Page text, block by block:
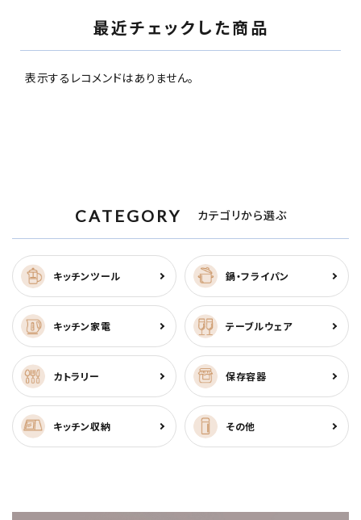
最近チェックした商品
表示するレコメンドはありません。
CATEGORY カテゴリから選ぶ
キッチンツール 鍋・フライパン
キッチン家電 テーブルウェア
カトラリー 保存容器
キッチン収納 その他